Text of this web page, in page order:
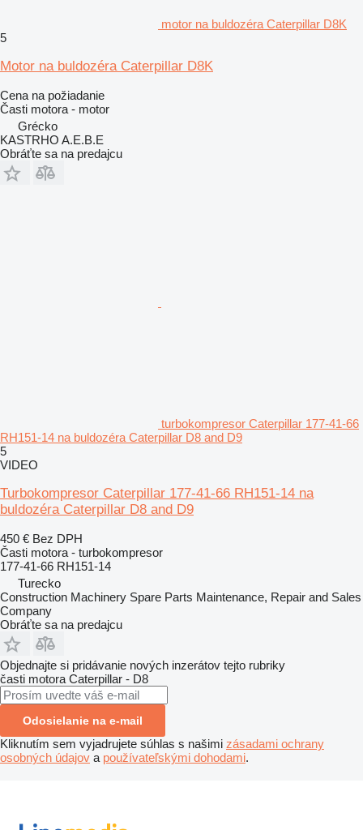
motor na buldozéra Caterpillar D8K
5
Motor na buldozéra Caterpillar D8K
Cena na požiadanie
Časti motora - motor
Grécko
KASTRHO A.E.B.E
Obráťte sa na predajcu
turbokompresor Caterpillar 177-41-66
RH151-14 na buldozéra Caterpillar D8 and D9
5
VIDEO
Turbokompresor Caterpillar 177-41-66 RH151-14 na
buldozéra Caterpillar D8 and D9
450 € Bez DPH
Časti motora - turbokompresor
177-41-66 RH151-14
Turecko
Construction Machinery Spare Parts Maintenance, Repair and Sales
Company
Obráťte sa na predajcu
Objednajte si pridávanie nových inzerátov tejto rubriky
časti motora Caterpillar - D8
Odosielanie na e-mail
Kliknutím sem vyjadrujete súhlas s našimi zásadami ochrany
osobných údajov a používateľskými dohodami.